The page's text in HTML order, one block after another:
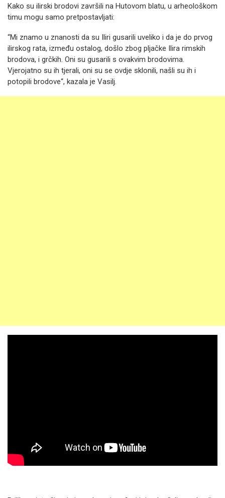
Kako su ilirski brodovi završili na Hutovom blatu, u arheološkom
timu mogu samo pretpostavljati:
“Mi znamo u znanosti da su Iliri gusarili uveliko i da je do prvog
ilirskog rata, između ostalog, došlo zbog pljačke Ilira rimskih
brodova, i grčkih. Oni su gusarili s ovakvim brodovima.
Vjerojatno su ih tjerali, oni su se ovdje sklonili, našli su ih i
potopili brodove“, kazala je Vasilj.